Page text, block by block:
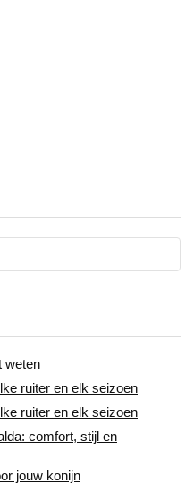
weten
ruiter en elk seizoen
ruiter en elk seizoen
comfort, stijl en
jouw konijn